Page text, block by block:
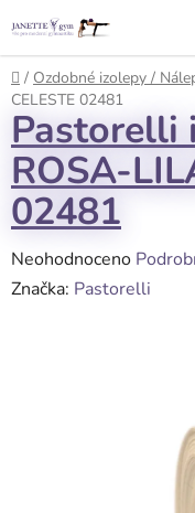
na
obsah
Domů
/ Ozdobné izolepy /
CELESTE 02481
Pastorelli
ROSA-
02481
Průměrné
hodnocení
Neohodnoceno
Značka: Pastorelli